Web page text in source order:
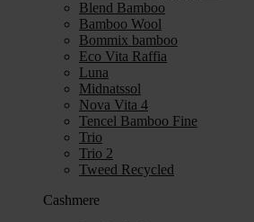
Blend Bamboo
Bamboo Wool
Bommix bamboo
Eco Vita Raffia
Luna
Midnatssol
Nova Vita 4
Tencel Bamboo Fine
Trio
Trio 2
Tweed Recycled
Cashmere